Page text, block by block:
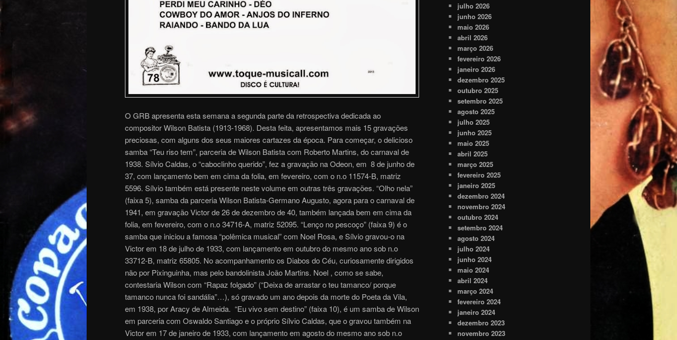
O GRB apresenta esta semana a segunda parte da retrospectiva dedicada ao
compositor Wilson Batista (1913-1968). Desta feita, apresentamos mais 15 gravações
preciosas, com alguns dos seus maiores cartazes da época. Para começar, o delicioso
samba “Teu riso tem”, parceria de Wilson Batista com Roberto Martins, do carnaval de
1938. Sílvio Caldas, o “caboclinho querido”, fez a gravação na Odeon, em 8 de junho de
37, com lançamento bem em cima da folia, em fevereiro, com o n.o 11574-B, matriz
5596. Sílvio também está presente neste volume em outras três gravações. “Olho nela”
(faixa 5), samba da parceria Wilson Batista-Germano Augusto, agora para o carnaval de
1941, em gravação Victor de 26 de dezembro de 40, também lançada bem em cima da
folia, em fevereiro, com o n.o 34716-A, matriz 52095. “Lenço no pescoço” (faixa 9) é o
samba que iniciou a famosa “polêmica musical” com Noel Rosa, e Sílvio gravou-o na
Victor em 18 de julho de 1933, com lançamento em outubro do mesmo ano sob n.o
33712-B, matriz 65805. No acompanhamento os Diabos do Céu, curiosamente dirigidos
não por Pixinguinha, mas pelo bandolinista João Martins. Noel , como se sabe,
contestaria Wilson com “Rapaz folgado” (“Deixa de arrastar o teu tamanco/ porque
tamanco nunca foi sandália”…), só gravado um ano depois da morte do Poeta da Vila,
em 1938, por Aracy de Almeida. “Eu vivo sem destino” (faixa 10), é um samba de Wilson
em parceria com Oswaldo Santiago e o próprio Sílvio Caldas, que o gravou também na
Victor em 17 de janeiro de 1933, com lançamento em agosto do mesmo ano sob n.o
julho 2026
junho 2026
maio 2026
abril 2026
março 2026
fevereiro 2026
janeiro 2026
dezembro 2025
outubro 2025
setembro 2025
agosto 2025
julho 2025
junho 2025
maio 2025
abril 2025
março 2025
fevereiro 2025
janeiro 2025
dezembro 2024
novembro 2024
outubro 2024
setembro 2024
agosto 2024
julho 2024
junho 2024
maio 2024
abril 2024
março 2024
fevereiro 2024
janeiro 2024
dezembro 2023
novembro 2023